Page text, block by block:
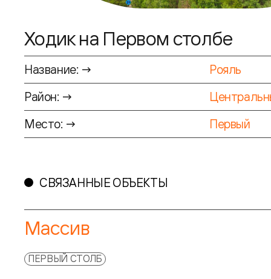
Ходик на Первом столбе
Название: →
Рояль
Район: →
Место: →
Первый
СВЯЗАННЫЕ ОБЪЕКТЫ
Массив
ПЕРВЫЙ СТОЛБ